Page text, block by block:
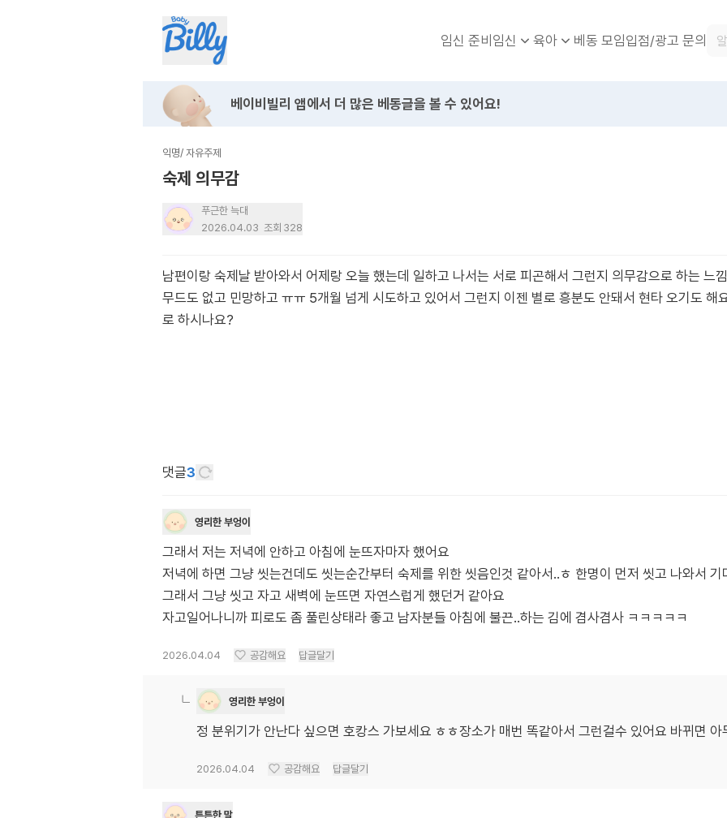
임신 준비임신 육아 베동 모임입점/광고 문의
베이비빌리 앱에서 더 많은 베동글을 볼 수 있어요!
익명/ 자유주제
숙제 의무감
푸근한 늑대
2026.04.03 조회 328
남편이랑 숙제날 받아와서 어제랑 오늘 했는데 일하고 나서는 서로 피곤해서 그런지 의무감으로 하는 느
무드도 없고 민망하고 ㅠㅠ 5개월 넘게 시도하고 있어서 그런지 이젠 별로 흥분도 안돼서 현타 오기도 해
로 하시나요?
댓글3
영리한 부엉이
그래서 저는 저녁에 안하고 아침에 눈뜨자마자 했어요
저녁에 하면 그냥 씻는건데도 씻는순간부터 숙제를 위한 씻음인것 같아서..ㅎ 한명이 먼저 씻고 나와서 기
그래서 그냥 씻고 자고 새벽에 눈뜨면 자연스럽게 했던거 같아요
자고일어나니까 피로도 좀 풀린상태라 좋고 남자분들 아침에 불끈..하는 김에 겸사겸사 ㅋㅋㅋㅋㅋ
2026.04.04 공감해요 답글달기
영리한 부엉이
정 분위기가 안난다 싶으면 호캉스 가보세요 ㅎㅎ장소가 매번 똑같아서 그런걸수 있어요 바뀌면 아
2026.04.04 공감해요 답글달기
튼튼한 말